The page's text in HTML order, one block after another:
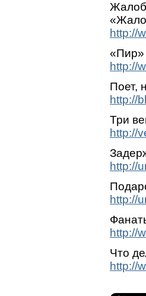
http://
«Пир»
http://
Поет,
http://
Три
http://
http://
http://
http://
Что
http://